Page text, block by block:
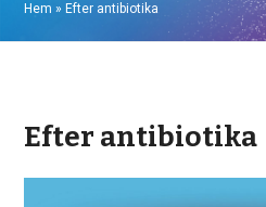
Hem » Efter antibiotika
Efter antibiotika